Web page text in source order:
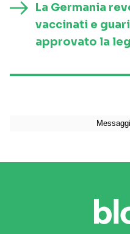
La Germania
vaccinati e
approvato la